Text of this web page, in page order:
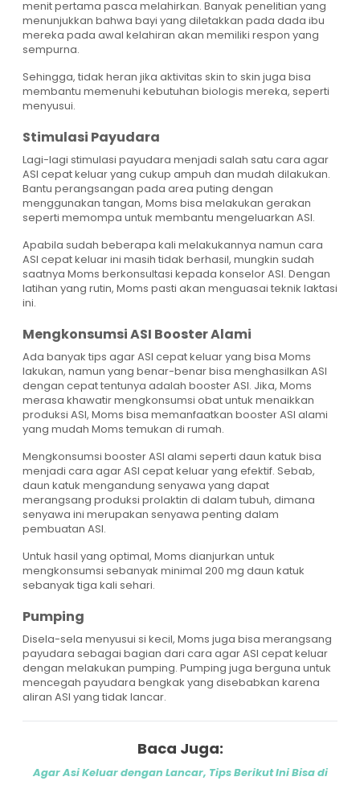
menit pertama pasca melahirkan. Banyak penelitian yang
menunjukkan bahwa bayi yang diletakkan pada dada ibu
mereka pada awal kelahiran akan memiliki respon yang
sempurna.
Sehingga, tidak heran jika aktivitas skin to skin juga bisa
membantu memenuhi kebutuhan biologis mereka, seperti
menyusui.
Stimulasi Payudara
Lagi-lagi stimulasi payudara menjadi salah satu cara agar
ASI cepat keluar yang cukup ampuh dan mudah dilakukan.
Bantu perangsangan pada area puting dengan
menggunakan tangan, Moms bisa melakukan gerakan
seperti memompa untuk membantu mengeluarkan ASI.
Apabila sudah beberapa kali melakukannya namun cara
ASI cepat keluar ini masih tidak berhasil, mungkin sudah
saatnya Moms berkonsultasi kepada konselor ASI. Dengan
latihan yang rutin, Moms pasti akan menguasai teknik laktasi
ini.
Mengkonsumsi ASI Booster Alami
Ada banyak tips agar ASI cepat keluar yang bisa Moms
lakukan, namun yang benar-benar bisa menghasilkan ASI
dengan cepat tentunya adalah booster ASI. Jika, Moms
merasa khawatir mengkonsumsi obat untuk menaikkan
produksi ASI, Moms bisa memanfaatkan booster ASI alami
yang mudah Moms temukan di rumah.
Mengkonsumsi booster ASI alami seperti daun katuk bisa
menjadi cara agar ASI cepat keluar yang efektif. Sebab,
daun katuk mengandung senyawa yang dapat
merangsang produksi prolaktin di dalam tubuh, dimana
senyawa ini merupakan senyawa penting dalam
pembuatan ASI.
Untuk hasil yang optimal, Moms dianjurkan untuk
mengkonsumsi sebanyak minimal 200 mg daun katuk
sebanyak tiga kali sehari.
Pumping
Disela-sela menyusui si kecil, Moms juga bisa merangsang
payudara sebagai bagian dari cara agar ASI cepat keluar
dengan melakukan pumping. Pumping juga berguna untuk
mencegah payudara bengkak yang disebabkan karena
aliran ASI yang tidak lancar.
Baca Juga:
Agar Asi Keluar dengan Lancar, Tips Berikut Ini Bisa di